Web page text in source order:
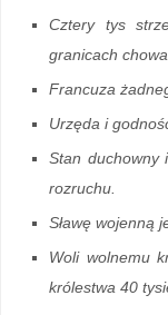
Cztery tys
granicach
Francuza
Urzęda i
Stan duchowny
rozruchu.
Sławę wojenną
Woli wolnemu
królestwa 40